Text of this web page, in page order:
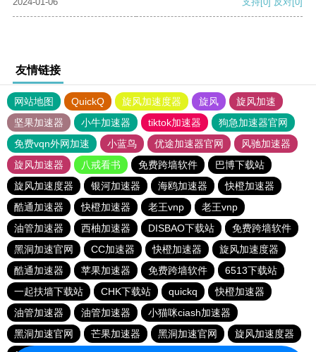
友情链接
网站地图 QuickQ 旋风加速度器 旋风
旋风加速
坚果加速器
小牛加速器 tiktok加速器
狗急加速器官网
免费vqn外网加速
小蓝鸟 优途加速器官网
风驰加速器
旋风加速器
八戒看书 免费跨墙软件
巴博下载站
旋风加速度器
银河加速器 海鸥加速器
快橙加速器
酷通加速器
快橙加速器 老王vnp
老王vnp
油管加速器
西柚加速器 DISBAO下载站
免费跨墙软件
黑洞加速官网
CC加速器 快橙加速器
旋风加速度器
酷通加速器
苹果加速器 免费跨墙软件
6513下载站
一起扶墙下载站
CHK下载站 quickq
快橙加速器
油管加速器
油管加速器
小猫咪ciash加速器
黑洞加速官网
芒果加速器 黑洞加速官网
旋风加速度器